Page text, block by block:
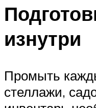
изнутри
Промыть
стеллажи,